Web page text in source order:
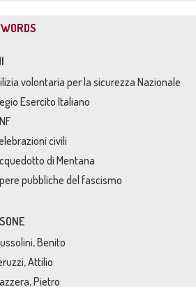
volontaria per la sicurezza Nazionale
Esercito Italiano
civili
di Mentana
pubbliche del fascismo
Benito
Attilio
Pietro